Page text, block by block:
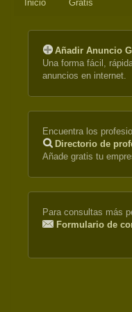
Inicio
Gratis
Añadir Anuncio
Una forma fácil,
anuncios en internet.
Encuentra los
Directorio de
Añade gratis tu
Para consultas más
Formulario de